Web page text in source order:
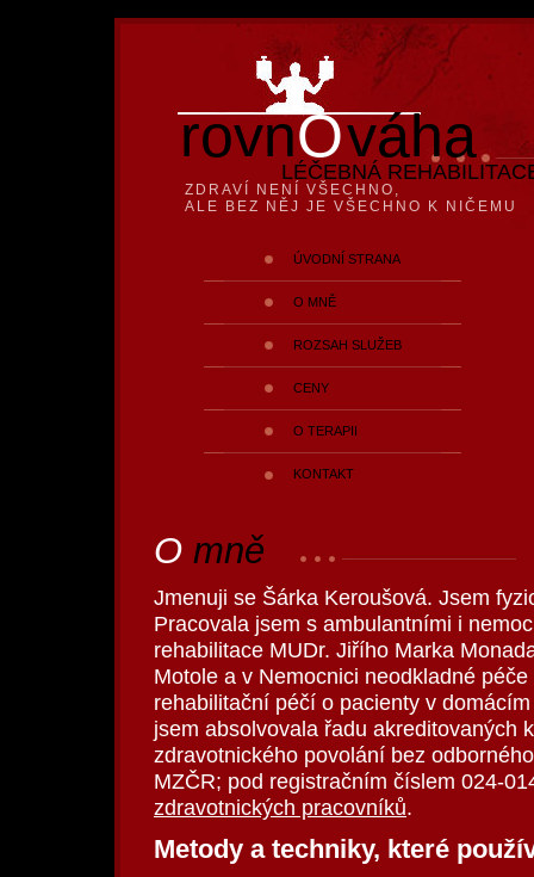
rovnOváha
LÉČEBNÁ
ZDRAVÍ NENÍ VŠECHNO,
ALE BEZ NĚJ JE VŠECHNO K NIČEMU
ÚVODNÍ STRANA
O MNĚ
ROZSAH SLUŽEB
CENY
O TERAPII
KONTAKT
O mně
Jmenuji se Šárka Keroušová. Jsem
Pracovala jsem s ambulantními i
rehabilitace MUDr. Jiřího Marka
Motole a v Nemocnici neodkladné
rehabilitační péčí o pacienty v
jsem absolvovala řadu akreditovaných
zdravotnického povolání bez
MZČR; pod registračním číslem 024-
zdravotnických pracovníků.
Metody a techniky, které